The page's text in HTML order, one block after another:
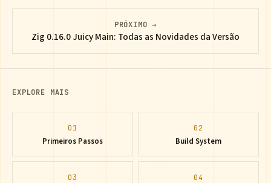
PRÓXIMO →
Zig 0.16.0 Juicy Main: Todas as Novidades da Versão
EXPLORE MAIS
01
Primeiros Passos
02
Build System
03 04